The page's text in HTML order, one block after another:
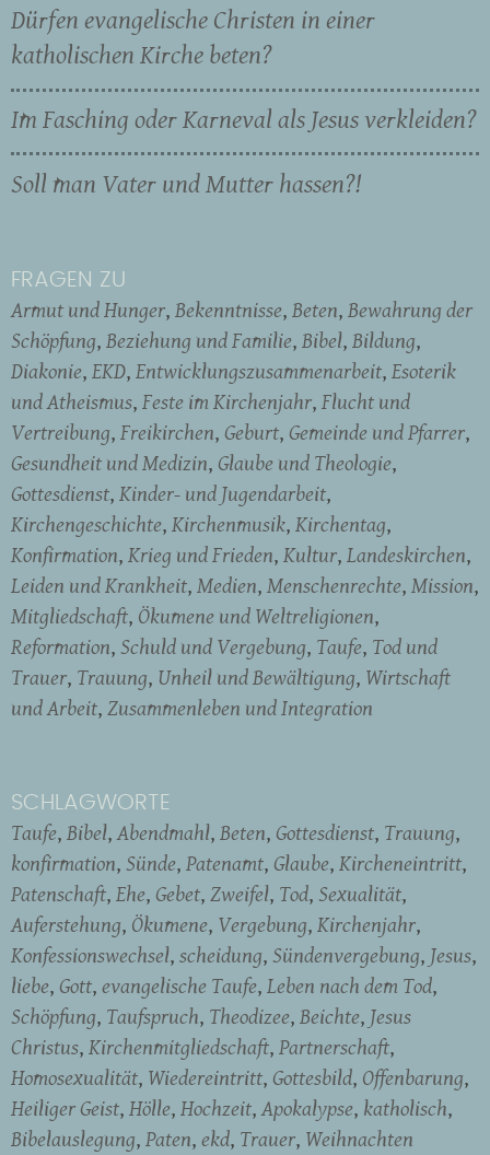
Dürfen evangelische Christen in einer
katholischen Kirche beten?
Im Fasching oder Karneval als Jesus verkleiden?
Soll man Vater und Mutter hassen?!
FRAGEN ZU
Armut und Hunger Bekenntnisse Beten Bewahrung der
Schöpfung Beziehung und Familie Bibel Bildung
Diakonie EKD Entwicklungszusammenarbeit Esoterik
und Atheismus Feste im Kirchenjahr Flucht und
Vertreibung Freikirchen Geburt Gemeinde und Pfarrer
Gesundheit und Medizin Glaube und Theologie
Gottesdienst Kinder- und Jugendarbeit
Kirchengeschichte Kirchenmusik Kirchentag
Konfirmation Krieg und Frieden Kultur Landeskirchen
Leiden und Krankheit Medien Menschenrechte Mission
Mitgliedschaft Ökumene und Weltreligionen
Reformation Schuld und Vergebung Taufe Tod und
Trauer Trauung Unheil und Bewältigung Wirtschaft
und Arbeit Zusammenleben und Integration
SCHLAGWORTE
Taufe Bibel Abendmahl Beten Gottesdienst Trauung
konfirmation Sünde Patenamt Glaube Kircheneintritt
Patenschaft Ehe Gebet Zweifel Tod Sexualität
Auferstehung Ökumene Vergebung Kirchenjahr
Konfessionswechsel scheidung Sündenvergebung Jesus
liebe Gott evangelische Taufe Leben nach dem Tod
Schöpfung Taufspruch Theodizee Beichte Jesus
Christus Kirchenmitgliedschaft Partnerschaft
Homosexualität Wiedereintritt Gottesbild Offenbarung
Heiliger Geist Hölle Hochzeit Apokalypse katholisch
Bibelauslegung Paten ekd Trauer Weihnachten